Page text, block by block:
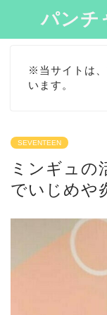
パンチ
※当サイトは
います。
SEVENTEEN
ミンギュの
でいじめや